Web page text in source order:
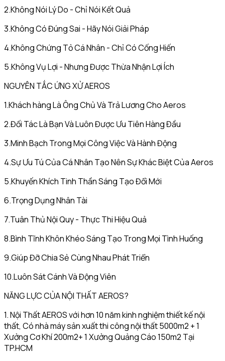
2.Không Nói Lý Do - Chỉ Nói Kết Quả
3.Không Có Đúng Sai - Hãy Nói Giải Pháp
4.Không Chứng Tỏ Cá Nhân - Chỉ Có Cống Hiến
5.Không Vụ Lợi - Nhưng Được Thừa Nhận Lợi Ích
NGUYÊN TẮC ỨNG XỬ AEROS
1.Khách hàng Là Ông Chủ Và Trả Lương Cho Aeros
2.Đối Tác Là Bạn Và Luôn Được Ưu Tiên Hàng Đầu
3.Minh Bạch Trong Mọi Công Việc Và Hành Động
4.Sự Ưu Tú Của Cá Nhân Tạo Nên Sự Khác Biệt Của Aeros
5.Khuyến Khích Tinh Thần Sáng Tạo Đổi Mới
6.Trọng Dụng Nhân Tài
7.Tuân Thủ Nội Quy - Thực Thi Hiệu Quả
8.Bình Tĩnh Khôn Khéo Sáng Tạo Trong Mọi Tình Huống
9.Giúp Đỡ Chia Sẻ Cùng Nhau Phát Triển
10.Luôn Sát Cánh Và Động Viên
NĂNG LỰC CỦA NỘI THẤT AEROS?
1. Nội Thất AEROS với hơn 10 năm kinh nghiệm thiết kế nội
thất, Có nhà máy sản xuất thi công nội thất 5000m2 + 1
Xưởng Cơ Khí 200m2+ 1 Xưởng Quảng Cáo 150m2 Tại
TP.HCM